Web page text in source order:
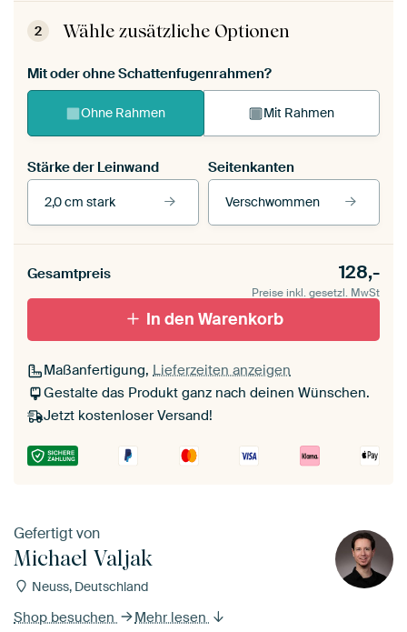
2 Wähle zusätzliche Optionen
Mit oder ohne Schattenfugenrahmen?
Ohne Rahmen Mit Rahmen
Stärke der Leinwand
2,0 cm stark
Seitenkanten
Verschwommen
Mit Schattenfugenrahmen,
schwarz
Mit Schattenfugenrahmen,
weiß
Leinwand für
Seitenkanten
Gesamtpreis 128,-
Preise inkl. gesetzl. MwSt
In den Warenkorb
Maßanfertigung, Lieferzeiten anzeigen
Gestalte das Produkt ganz nach deinen Wünschen.
Jetzt kostenloser Versand!
Gefertigt von
Michael Valjak
Neuss, Deutschland
Shop besuchen Mehr lesen